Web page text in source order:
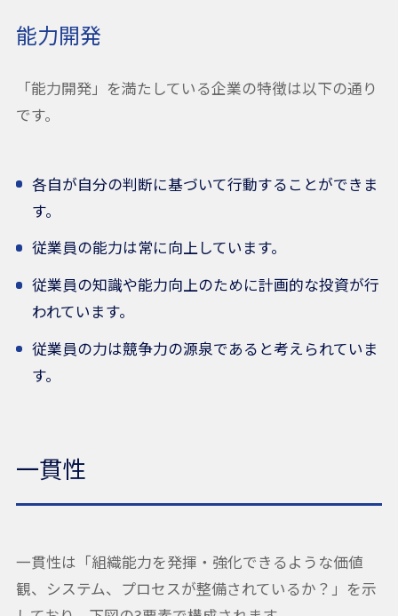
能力開発
「能力開発」を満たしている企業の特徴は以下の通り
です。
各自が自分の判断に基づいて行動することができま
す。
従業員の能力は常に向上しています。
従業員の知識や能力向上のために計画的な投資が行
われています。
従業員の力は競争力の源泉であると考えられていま
す。
一貫性
一貫性は「組織能力を発揮・強化できるような価値
観、システム、プロセスが整備されているか？」を示